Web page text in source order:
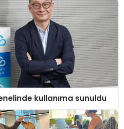
kullanıma sunuldu